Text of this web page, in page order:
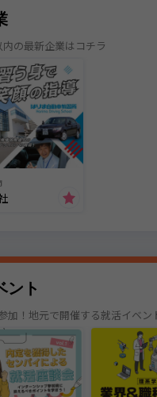
の最新企業はコチラ
ント
加！地元で開催する就活イベン